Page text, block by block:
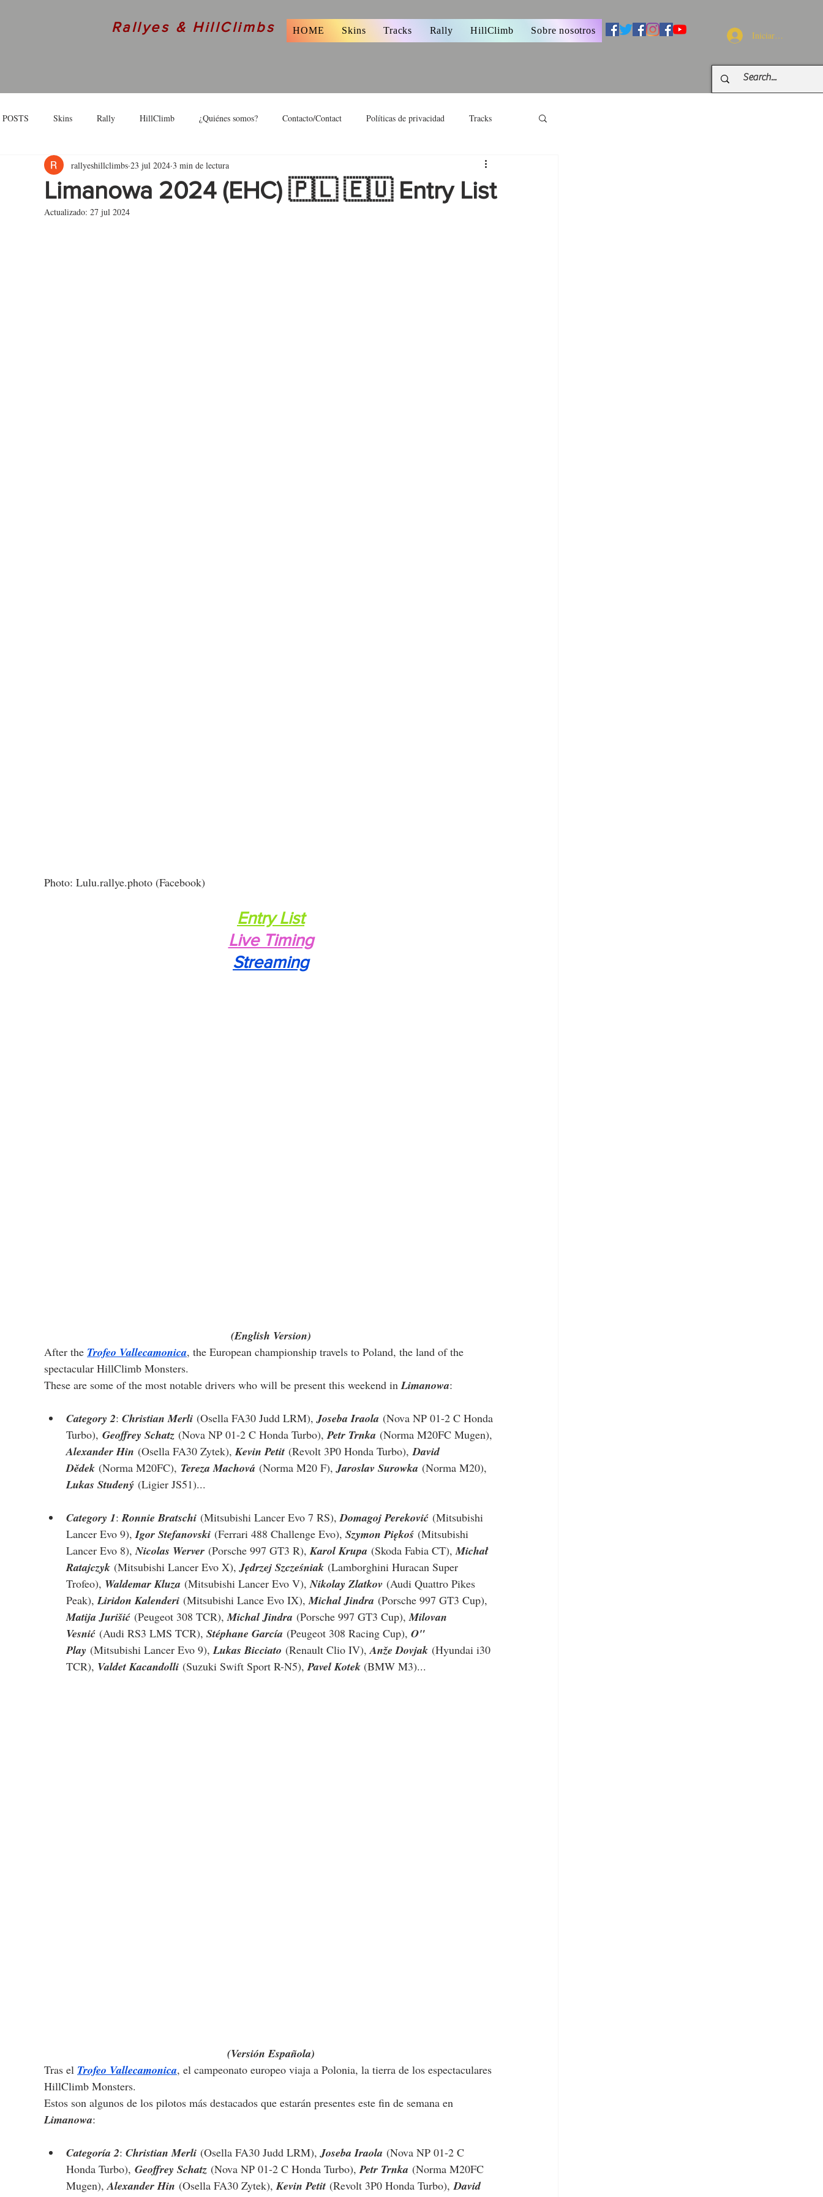
Rallyes & HillClimbs HOME Skins Tracks Rally HillClimb Sobre nosotros Iniciar sesión
Skins Rally HillClimb ¿Quiénes somos? Contacto/Contact Políticas de privacidad Tracks
Interview
Limanowa 2024 (EHC) 🇵🇱 🇪🇺 Entry List
rallyeshillclimbs 23 jul 2024 3 min de lectura
Actualizado: 27 jul 2024
Photo: Lulu.rallye.photo (Facebook)
Entry List
Live Timing
Streaming
(English Version)
After the Trofeo Vallecamonica, the European championship travels to Poland, the land of the
spectacular HillClimb Monsters.
These are some of the most notable drivers who will be present this weekend in Limanowa:
Category 2: Christian Merli (Osella FA30 Judd LRM), Joseba Iraola (Nova NP 01-2 C Honda
Turbo), Geoffrey Schatz (Nova NP 01-2 C Honda Turbo), Petr Trnka (Norma M20FC Mugen),
Alexander Hin (Osella FA30 Zytek), Kevin Petit (Revolt 3P0 Honda Turbo), David
Dědek (Norma M20FC), Tereza Machová (Norma M20 F), Jaroslav Surowka (Norma M20),
Lukas Studený (Ligier JS51)...
Category 1: Ronnie Bratschi (Mitsubishi Lancer Evo 7 RS), Domagoj Pereković (Mitsubishi
Lancer Evo 9), Igor Stefanovski (Ferrari 488 Challenge Evo), Szymon Piękoś (Mitsubishi
Lancer Evo 8), Nicolas Werver (Porsche 997 GT3 R), Karol Krupa (Skoda Fabia CT), Michał
Ratajczyk (Mitsubishi Lancer Evo X), Jędrzej Szcześniak (Lamborghini Huracan Super
Trofeo), Waldemar Kluza (Mitsubishi Lancer Evo V), Nikolay Zlatkov (Audi Quattro Pikes
Peak), Liridon Kalenderi (Mitsubishi Lance Evo IX), Michal Jindra (Porsche 997 GT3 Cup),
Matija Jurišić (Peugeot 308 TCR), Michal Jindra (Porsche 997 GT3 Cup), Milovan
Vesnić (Audi RS3 LMS TCR), Stéphane García (Peugeot 308 Racing Cup), O"
Play (Mitsubishi Lancer Evo 9), Lukas Bicciato (Renault Clio IV), Anže Dovjak (Hyundai i30
TCR), Valdet Kacandolli (Suzuki Swift Sport R-N5), Pavel Kotek (BMW M3)...
(Versión Española)
Tras el Trofeo Vallecamonica, el campeonato europeo viaja a Polonia, la tierra de los espectaculares
HillClimb Monsters.
Estos son algunos de los pilotos más destacados que estarán presentes este fin de semana en
Limanowa:
Categoría 2: Christian Merli (Osella FA30 Judd LRM), Joseba Iraola (Nova NP 01-2 C
Honda Turbo), Geoffrey Schatz (Nova NP 01-2 C Honda Turbo), Petr Trnka (Norma M20FC
Mugen), Alexander Hin (Osella FA30 Zytek), Kevin Petit (Revolt 3P0 Honda Turbo), David